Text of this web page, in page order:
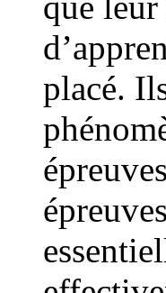
placé.